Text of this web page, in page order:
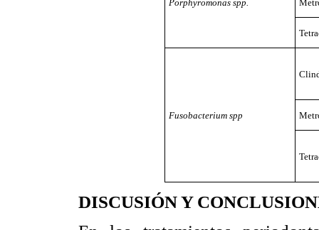
Porphyromonas spp.
Fusobacterium spp
DISCUSIÓN Y